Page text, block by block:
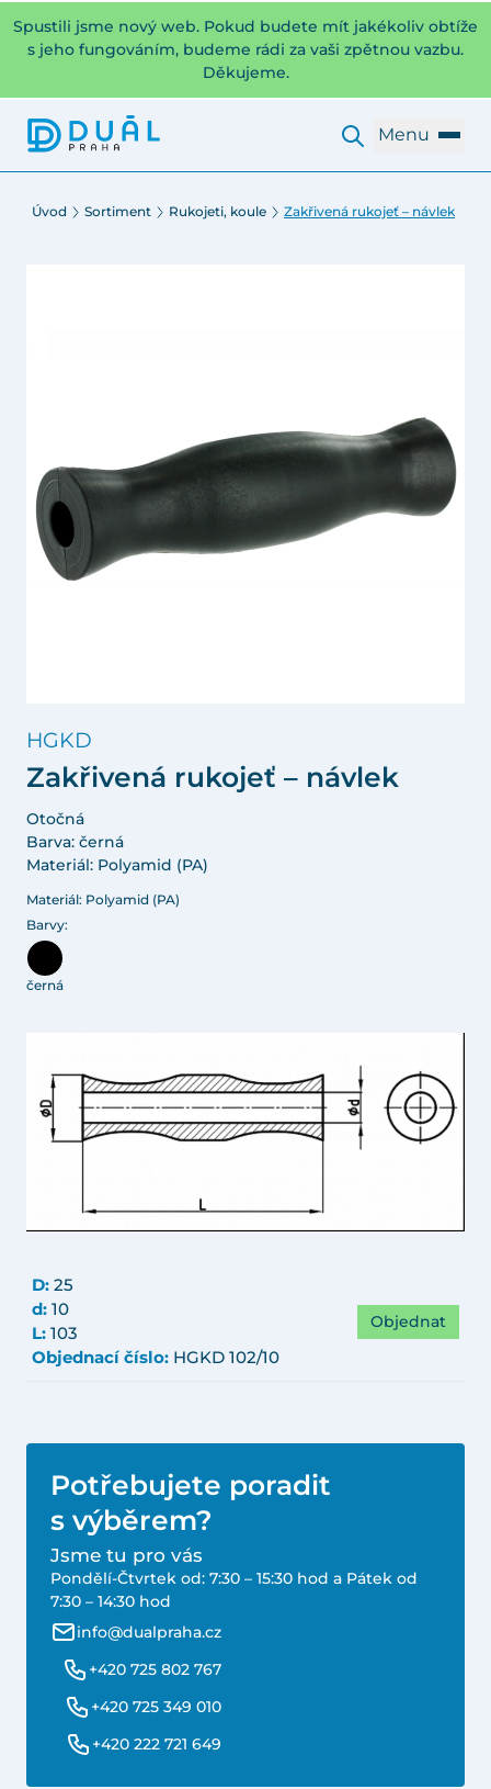
Spustili jsme nový web. Pokud budete mít jakékoliv obtíže
s jeho fungováním, budeme rádi za vaši zpětnou vazbu.
Děkujeme.
Menu
Úvod Sortiment Rukojeti, koule Zakřivená rukojeť – návlek
HGKD
Zakřivená rukojeť – návlek
Otočná
Barva: černá
Materiál: Polyamid (PA)
Materiál: Polyamid (PA)
Barvy:
černá
D: 25
d: 10
L: 103
Objednací číslo: HGKD 102/10
Objednat
Potřebujete poradit
s výběrem?
Jsme tu pro vás
Pondělí-Čtvrtek od: 7:30 – 15:30 hod a Pátek od
7:30 – 14:30 hod
info@dualpraha.cz
+420 725 802 767
+420 725 349 010
+420 222 721 649